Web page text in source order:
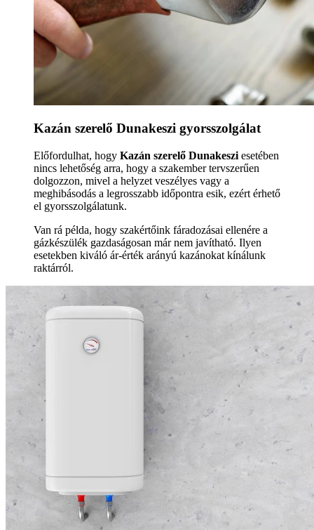
Kazán szerelő Dunakeszi gyorsszolgálat
Előfordulhat, hogy Kazán szerelő Dunakeszi esetében
nincs lehetőség arra, hogy a szakember tervszerűen
dolgozzon, mivel a helyzet veszélyes vagy a
meghibásodás a legrosszabb időpontra esik, ezért érhető
el gyorsszolgálatunk.
Van rá példa, hogy szakértőink fáradozásai ellenére a
gázkészülék gazdaságosan már nem javítható. Ilyen
esetekben kiváló ár-érték arányú kazánokat kínálunk
raktárról.